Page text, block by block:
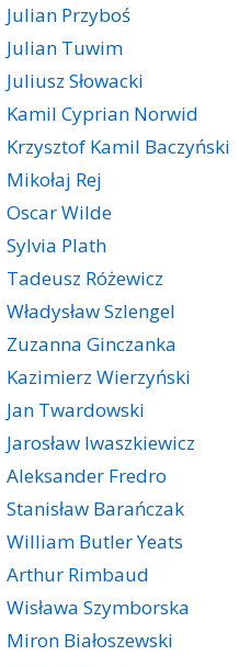
Julian Przyboś
Julian Tuwim
Juliusz Słowacki
Kamil Cyprian Norwid
Krzysztof Kamil Baczyński
Mikołaj Rej
Oscar Wilde
Sylvia Plath
Tadeusz Różewicz
Władysław Szlengel
Zuzanna Ginczanka
Kazimierz Wierzyński
Jan Twardowski
Jarosław Iwaszkiewicz
Aleksander Fredro
Stanisław Barańczak
William Butler Yeats
Arthur Rimbaud
Wisława Szymborska
Miron Białoszewski